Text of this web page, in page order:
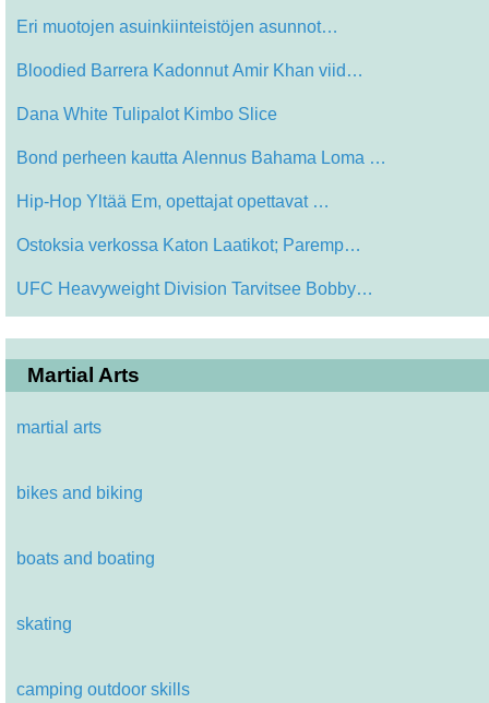
Eri muotojen asuinkiinteistöjen asunnot…
Bloodied Barrera Kadonnut Amir Khan viid…
Dana White Tulipalot Kimbo Slice
Bond perheen kautta Alennus Bahama Loma …
Hip-Hop Yltää Em, opettajat opettavat …
Ostoksia verkossa Katon Laatikot; Paremp…
UFC Heavyweight Division Tarvitsee Bobby…
Martial Arts
martial arts
bikes and biking
boats and boating
skating
camping outdoor skills